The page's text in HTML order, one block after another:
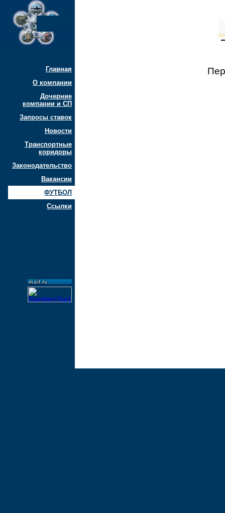
Главная
О компании
Дочерние
компании и СП
Запросы ставок
Новости
Транспортные
коридоры
Законодательство
Вакансии
ФУТБОЛ
Ссылки